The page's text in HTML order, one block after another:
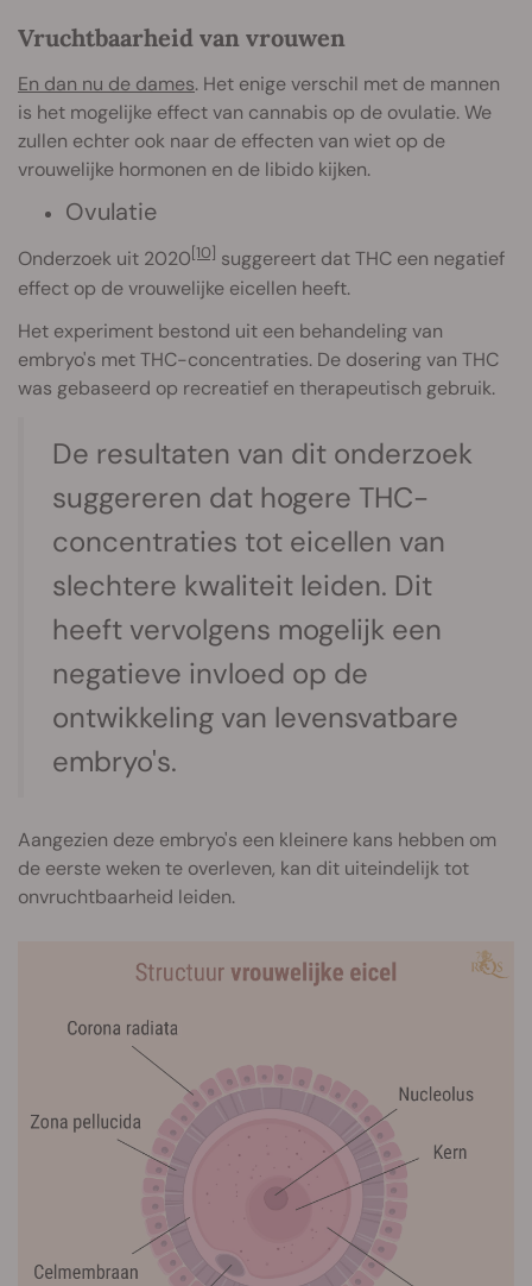
Vruchtbaarheid van vrouwen
En dan nu de dames. Het enige verschil met de mannen
is het mogelijke effect van cannabis op de ovulatie. We
zullen echter ook naar de effecten van wiet op de
vrouwelijke hormonen en de libido kijken.
Ovulatie
Onderzoek uit 2020[10] suggereert dat THC een negatief
effect op de vrouwelijke eicellen heeft.
Het experiment bestond uit een behandeling van
embryo's met THC-concentraties. De dosering van THC
was gebaseerd op recreatief en therapeutisch gebruik.
De resultaten van dit onderzoek
suggereren dat hogere THC-
concentraties tot eicellen van
slechtere kwaliteit leiden. Dit
heeft vervolgens mogelijk een
negatieve invloed op de
ontwikkeling van levensvatbare
embryo's.
Aangezien deze embryo's een kleinere kans hebben om
de eerste weken te overleven, kan dit uiteindelijk tot
onvruchtbaarheid leiden.